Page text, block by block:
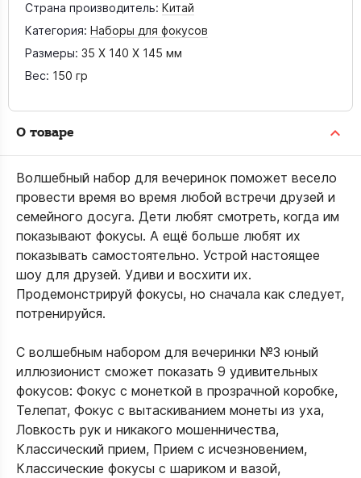
Страна производитель: Китай
Категория: Наборы для фокусов
Размеры: 35 X 140 X 145 мм
Вес: 150 гр
О товаре
Волшебный набор для вечеринок поможет весело
провести время во время любой встречи друзей и
семейного досуга. Дети любят смотреть, когда им
показывают фокусы. А ещё больше любят их
показывать самостоятельно. Устрой настоящее
шоу для друзей. Удиви и восхити их.
Продемонстрируй фокусы, но сначала как следует,
потренируйся.
С волшебным набором для вечеринки №3 юный
иллюзионист сможет показать 9 удивительных
фокусов: Фокус с монеткой в прозрачной коробке,
Телепат, Фокус с вытаскиванием монеты из уха,
Ловкость рук и никакого мошенничества,
Классический прием, Прием с исчезновением,
Классические фокусы с шариком и вазой,